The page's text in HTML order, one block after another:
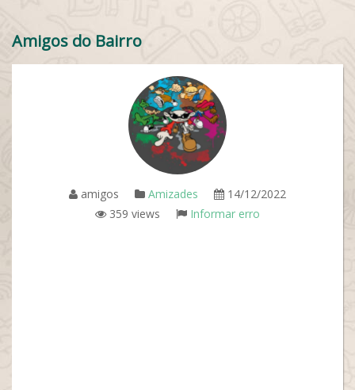
Amigos do Bairro
amigos Amizades
14/12/2022
359 views
Informar erro